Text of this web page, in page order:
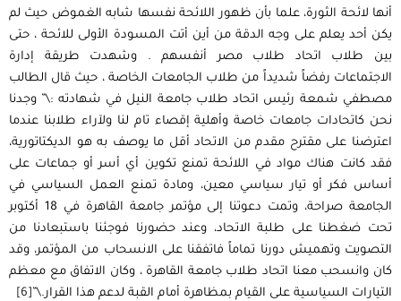
أنها لائحة الثورة، علما بأن ظهور اللائحة نفسها شابه الغموض حيث لم
يكن أحد يعلم على وجه الدقة من أين أتت المسودة الأولى للائحة ، حتى
بين طلاب اتحاد طلاب مصر أنفسهم . وشهدت طريقة إدارة
الاجتماعات رفضاً شديداً من طلاب الجامعات الخاصة ، حيث قال الطالب
مصطفي شمعة رئيس اتحاد طلاب جامعة النيل في شهادته :\” وجدنا
نحن كاتحادات جامعات خاصة وأهلية إقصاء تام لنا ولآراء طلابنا عندما
اعترضنا على مقترح مقدم من الاتحاد أقل ما يوصف به هو الديكتاتورية،
فقد كانت هناك مواد في اللائحة تمنع تكوين أي أسر أو جماعات على
أساس فكر أو تيار سياسي معين، ومادة تمنع العمل السياسي في
الجامعة صراحة، وتمت دعوتنا إلى مؤتمر جامعة القاهرة في 18 أكتوبر
تحت ضغطنا على طلبة الاتحاد، وعند حضورنا فوجئنا باستبعادنا من
التصويت وتهميش دورنا تماماً فاتفقنا على الانسحاب من المؤتمر، وقد
كان وانسحب معنا اتحاد طلاب جامعة القاهرة ، وكان الاتفاق مع معظم
التيارات السياسية على القيام بمظاهرة أمام القبة لدعم هذا القرار.\”[6]